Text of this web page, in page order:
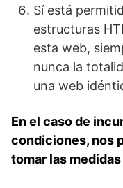
Sí está
estructuras
esta web,
nunca la
una web
En el caso de
condiciones, nos
tomar las